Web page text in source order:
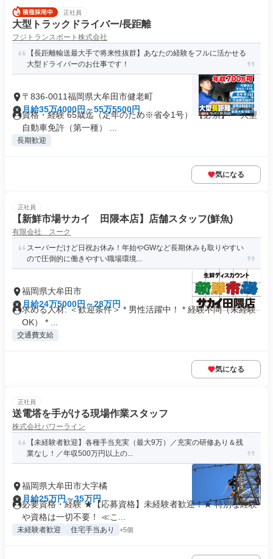
正社員
大型トラックドライバー/長距離
フジトランスポート株式会社
【長距離輸送最大手で将来性抜群】あなたの経験をフルに活かせる
大型ドライバーのお仕事です！
〒836-0011福岡県大牟田市健老町
月給35万4000円～55万5500円
資格・経験 65歳迄（定年のため※省令1号） 【必須】 ・大型
自動車免許（第一種） ...
長期歓迎
気になる
正社員
【新鮮市場サカイ 田隈本店】店舗スタッフ(鮮魚)
有限会社 スーク
スーパーだけど日祝お休み！年始やGWなど長期休みも取りやすい
ので圧倒的に働きやすい職場環境...
福岡県大牟田市
月給24万5000円～28万円
求める人材: ＜歓迎条件＞ * 男性活躍中！ * 経験不問（未経験
OK） * ...
交通費支給
気になる
正社員
送電塔を手がける現場作業スタッフ
株式会社パワーライン
【未経験者歓迎】各種手当充実（最大9万）／充実の研修あり＆残
業なし！／年収500万円以上の...
福岡県大牟田市大字橘
月給25万円～35万円
必要資格・経験 ★【応募資格】未経験者歓迎！★ 特別な経験
や資格は一切不要！ ≪こ...
未経験者歓迎 住宅手当あり +5個